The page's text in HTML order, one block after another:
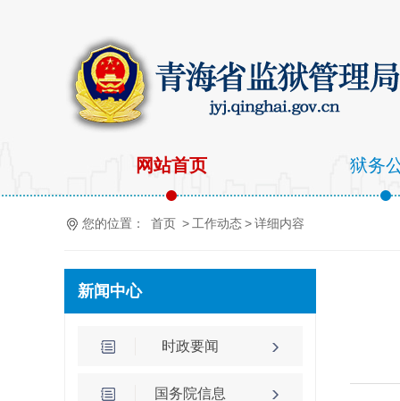
网站首页 狱务
您的位置： 首页 > 工作动态>详细内容
新闻中心
时政要闻
国务院信息